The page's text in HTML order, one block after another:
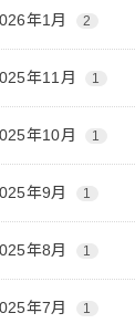
年1月 2
年11月 1
年10月 1
年9月 1
年8月 1
年7月 1